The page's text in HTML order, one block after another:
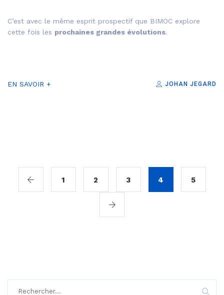
C’est avec le même esprit prospectif que BIMOC explore
cette fois les prochaines grandes évolutions.
EN SAVOIR + JOHAN JEGARD
1 2 3 4 5